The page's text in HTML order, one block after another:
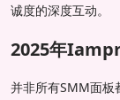
诚度的深度互动。
2025年
并非所有SMM面板